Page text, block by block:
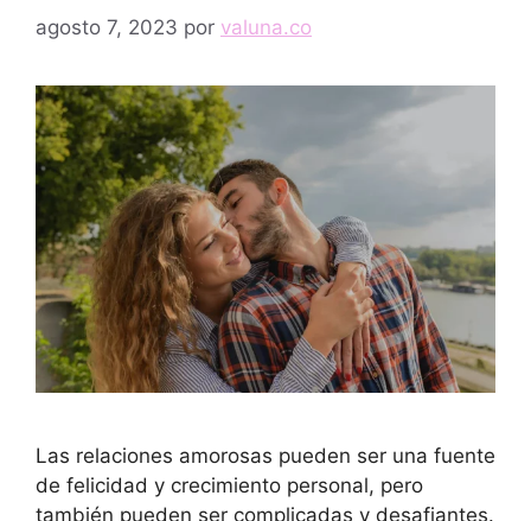
agosto 7, 2023 por valuna.co
Las relaciones amorosas pueden ser una fuente
de felicidad y crecimiento personal, pero
también pueden ser complicadas y desafiantes.